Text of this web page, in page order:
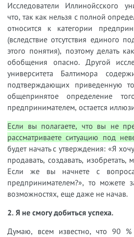
Исследователи Иллинойсского
что, так как нельзя с полной
относится к категории
(вследствие отсутствия единого
этого понятия), поэтому делать
обобщения опасно. Другой
университета Балтимора
подтверждающих приведенную
общепринятое определение
предпринимателем, остается
Если вы полагаете, что вы не
рассматриваете ситуацию под
будет начать с утверждения: «Я
продавать, создавать, изобретать,
Если же вы начнете с
предпринимателем?», то можете
возможностях, еще даже не начав.
2. Я не смогу добиться успеха.
Думаю, всем известно, что 90 %